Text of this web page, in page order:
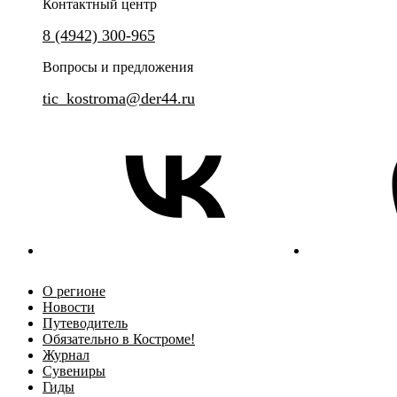
Контактный центр
8 (4942) 300-965
Вопросы и предложения
tic_kostroma@der44.ru
О регионе
Новости
Путеводитель
Обязательно в Костроме!
Журнал
Сувениры
Гиды